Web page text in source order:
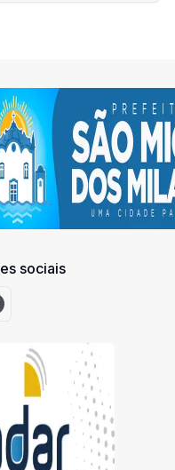
sociais
InstagramFacebook